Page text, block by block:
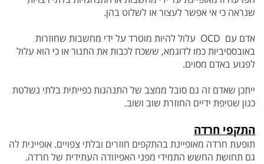
שנראה כי אי אפשר לעצור או לשלוט בהן.
אדם עם OCD עלול להיות מוטרד על ידי מחשבות שחוזרות
באובססיביות כמו לדוגמא, ששכח לכבות את התנור או כי הוא עלול
לפגוע באדם מסוים.
ייתכן שאדם זה גם סובל ממצב של התנהגות כפייתית בלתי נשלטת
כגון שטיפת ידיים החוזרת שוב ושוב.
התקפי חרדה
תופעת חרדה מאופיינת בהתקפים חוזרים ובלתי צפויים. אופיינית לה
גם תחושת החשש התמידי מפני האפיזודה העתידית של חרדה.